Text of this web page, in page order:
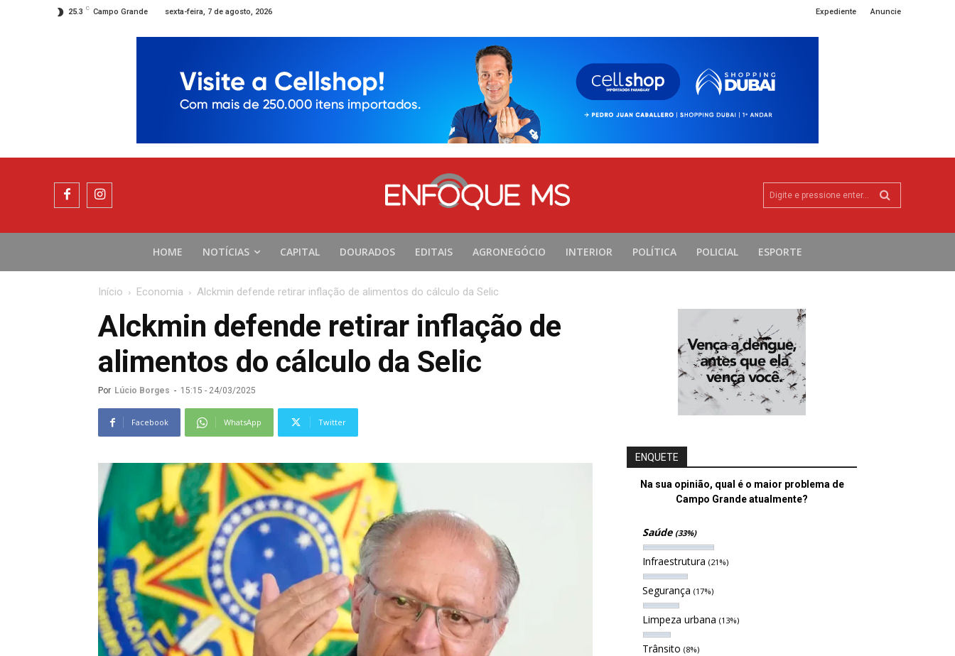
25.3 C Campo Grande sexta-feira, 7 de agosto, 2026 Expediente Anuncie
Digite e pressione enter...
HOME NOTÍCIAS CAPITAL DOURADOS EDITAIS AGRONEGÓCIO INTERIOR POLÍTICA POLICIAL ESPORTE
Início Economia Alckmin defende retirar inflação de alimentos do cálculo da Selic
Alckmin defende retirar inflação de
alimentos do cálculo da Selic
Por Lúcio Borges - 15:15 - 24/03/2025
Facebook WhatsApp Twitter
ENQUETE
Na sua opinião, qual é o maior problema de
Campo Grande atualmente?
Saúde (33%)
Infraestrutura (21%)
Segurança (17%)
Limpeza urbana (13%)
Trânsito (8%)